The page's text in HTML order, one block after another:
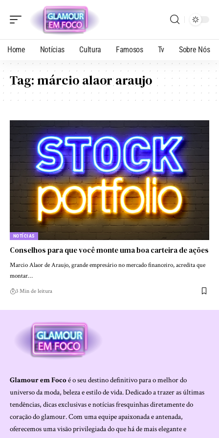
Home Notícias Cultura Famosos Tv Sobre Nós
Tag:márcio alaor araujo
NOTÍCIAS
Conselhos para que você monte uma boa carteira de ações
Marcio Alaor de Araujo, grande empresário no mercado financeiro, acredita que
montar…
3 Min de leitura
Glamour em Focoé o seu destino definitivo para o melhor do
universo da moda, beleza e estilo de vida. Dedicado a trazer as últimas
tendências, dicas exclusivas e notícias fresquinhas diretamente do
coração do glamour. Com uma equipe apaixonada e antenada,
oferecemos uma visão privilegiada do que há de mais elegante e